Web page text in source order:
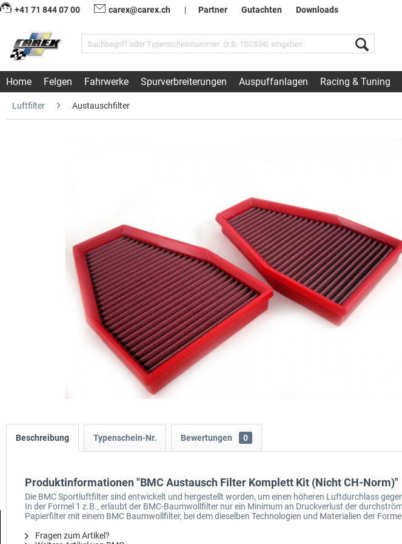
+41 71 844 07 00 carex@carex.ch | Partner Gutachten Downloads
Home Felgen Fahrwerke Spurverbreiterungen Auspuffanlagen Racing & Tuning
Luftfilter Austauschfilter
Beschreibung Typenschein-Nr. Bewertungen 0
Produktinformationen "BMC Austausch Filter Komplett Kit (Nicht CH-Norm)"
Die BMC Sportluftfilter sind entwickelt und hergestellt worden, um einen höheren Luftdurchlass
In der Formel 1 z.B., erlaubt der BMC-Baumwollfilter nur ein Minimum an Druckverlust der
Papierfilter mit einem BMC Baumwollfilter, bei dem dieselben Technologien und Materialien der
Fragen zum Artikel?